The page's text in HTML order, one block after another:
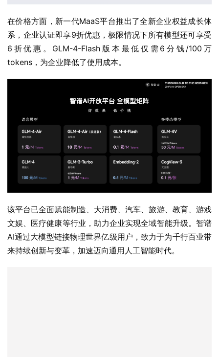
在价格方面，新一代MaaS平台推出了全新企业权益成长体
系，企业认证即享9折优惠，极限情况下所有模型还可享受
6折优惠。GLM-4-Flash版本最低仅需6分钱/100万
tokens，为企业降低了使用成本。
该平台已全面赋能制造、大消费、汽车、旅游、教育、游戏
文娱、医疗健康等行业，助力企业实现全域智能升级。智谱
AI通过大模型链接物理世界亿级用户，致力于为千行百业带
来持续创新与变革，加速迈向通用人工智能时代。